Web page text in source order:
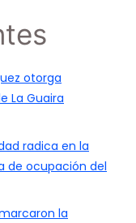
otorga
La Guaira
radica en la
de ocupación del
la